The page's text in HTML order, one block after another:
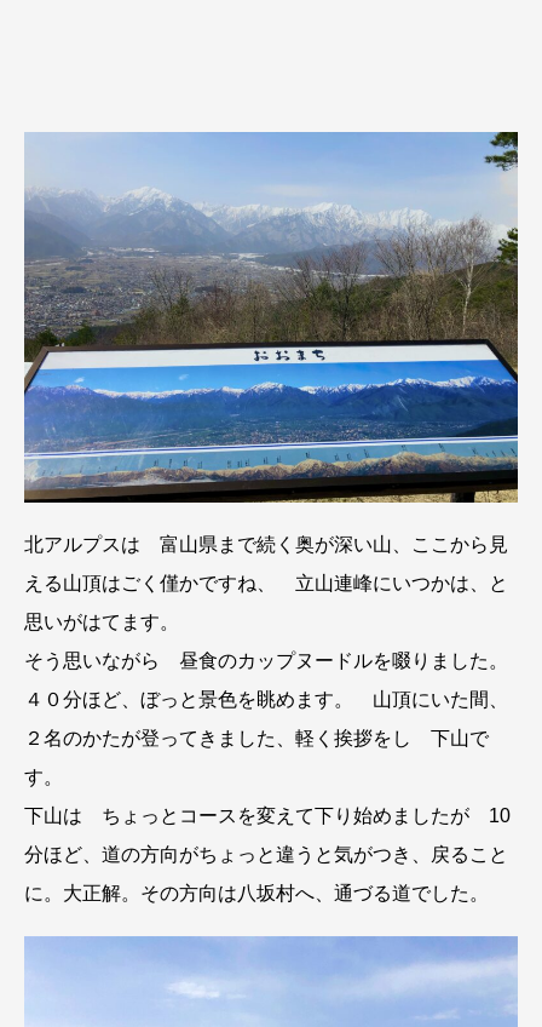
北アルプスは 富山県まで続く奥が深い山、ここから見
える山頂はごく僅かですね、 立山連峰にいつかは、と
思いがはてます。
そう思いながら 昼食のカップヌードルを啜りました。
４０分ほど、ぼっと景色を眺めます。 山頂にいた間、
２名のかたが登ってきました、軽く挨拶をし 下山で
す。
下山は ちょっとコースを変えて下り始めましたが 10
分ほど、道の方向がちょっと違うと気がつき、戻ること
に。大正解。その方向は八坂村へ、通づる道でした。